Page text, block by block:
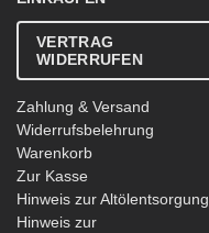
VERTRAG
WIDERRUFEN
Zahlung & Versand
Widerrufsbelehrung
Warenkorb
Zur Kasse
Hinweis zur Altölentsorgung
Hinweis zur